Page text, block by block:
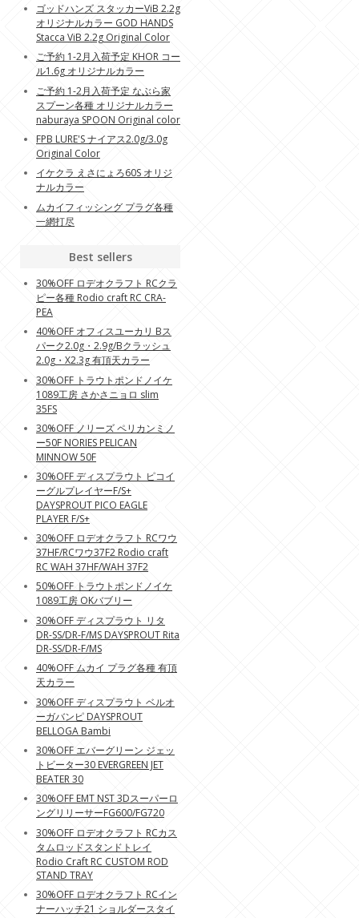
ゴッドハンズ スタッカーViB 2.2g
オリジナルカラー GOD HANDS
Stacca ViB 2.2g Original Color
ご予約 1-2月入荷予定 KHOR コー
ル1.6g オリジナルカラー
ご予約 1-2月入荷予定 なぶら家
スプーン各種 オリジナルカラー
naburaya SPOON Original color
FPB LURE'S ナイアス2.0g/3.0g
Original Color
イケクラ えさにょろ60S オリジ
ナルカラー
ムカイフィッシング プラグ各種
一網打尽
Best sellers
30%OFF ロデオクラフト RCクラ
ピー各種 Rodio craft RC CRA-
PEA
40%OFF オフィスユーカリ Bス
パーク2.0g・2.9g/Bクラッシュ
2.0g・X2.3g 有頂天カラー
30%OFF トラウトポンドノイケ
1089工房 さかさニョロ slim
35FS
30%OFF ノリーズ ペリカンミノ
ー50F NORIES PELICAN
MINNOW 50F
30%OFF ディスプラウト ピコイ
ーグルプレイヤーF/S+
DAYSPROUT PICO EAGLE
PLAYER F/S+
30%OFF ロデオクラフト RCワウ
37HF/RCワウ37F2 Rodio craft
RC WAH 37HF/WAH 37F2
50%OFF トラウトポンドノイケ
1089工房 OKバブリー
30%OFF ディスプラウト リタ
DR-SS/DR-F/MS DAYSPROUT Rita
DR-SS/DR-F/MS
40%OFF ムカイ プラグ各種 有頂
天カラー
30%OFF ディスプラウト ベルオ
ーガバンピ DAYSPROUT
BELLOGA Bambi
30%OFF エバーグリーン ジェッ
トビーター30 EVERGREEN JET
BEATER 30
30%OFF EMT NST 3Dスーパーロ
ングリリーサーFG600/FG720
30%OFF ロデオクラフト RCカス
タムロッドスタンドトレイ
Rodio Craft RC CUSTOM ROD
STAND TRAY
30%OFF ロデオクラフト RCイン
ナーハッチ21 ショルダースタイ